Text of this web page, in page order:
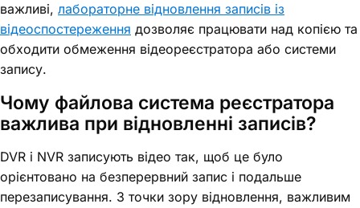
важливі, лабораторне відновлення записів із
відеоспостереження дозволяє працювати над копією та
обходити обмеження відеореєстратора або системи
запису.
Чому файлова система реєстратора
важлива при відновленні записів?
DVR і NVR записують відео так, щоб це було
орієнтовано на безперервний запис і подальше
перезаписування. З точки зору відновлення, важливим